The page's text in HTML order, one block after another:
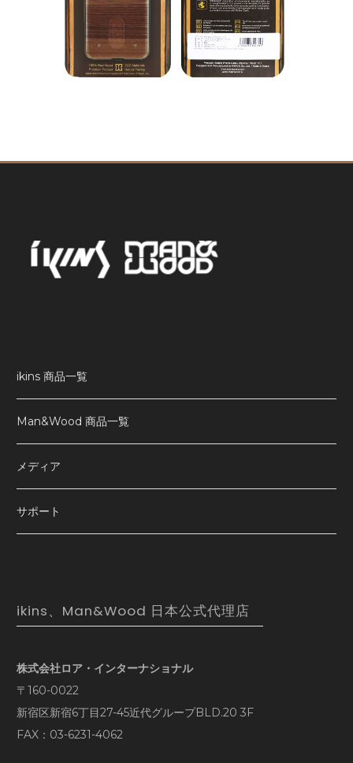
ikins 商品一覧
Man&Wood 商品一覧
メディア
サポート
ikins、Man&Wood 日本公式代理店
株式会社ロア・インターナショナル
〒160-0022
新宿区新宿6丁目27-45近代グループBLD.20 3F
FAX：03-6231-4062